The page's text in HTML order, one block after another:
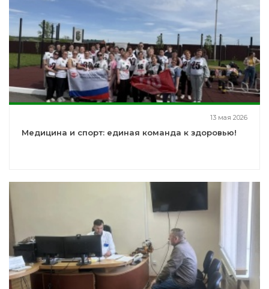
13 мая 2026
Медицина и спорт: единая команда к здоровью!